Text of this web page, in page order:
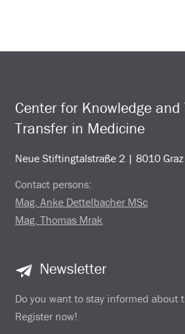
Center for Knowledge and
Transfer in Medicine
Neue Stiftingtalstraße 2 | 8010 Graz
Contact persons:
Mag. Anke Dettelbacher MSc
Mag. Thomas Mrak
Newsletter
Do you want to stay informed about
Register now!